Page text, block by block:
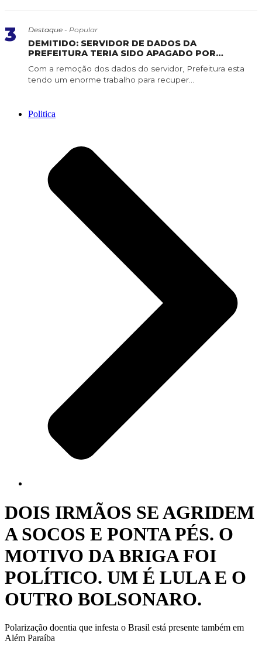
3 Destaque - Popular
DEMITIDO: SERVIDOR DE DADOS DA
PREFEITURA TERIA SIDO APAGADO POR
SERVIDOR DE CONFIANÇA
Com a remoção dos dados do servidor, Prefeitura esta
tendo um enorme trabalho para recuper...
Politica
DOIS IRMÃOS SE AGRIDEM
A SOCOS E PONTA PÉS. O
MOTIVO DA BRIGA FOI
POLÍTICO. UM É LULA E O
OUTRO BOLSONARO.
Polarização doentia que infesta o Brasil está presente também em
Além Paraíba